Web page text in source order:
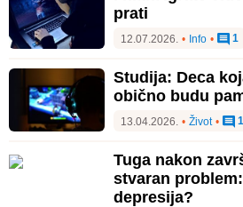
prati
12.07.2026. • Info • 1
Studija: Deca
obično budu
13.04.2026. • Život • 1
Tuga nakon
stvaran
depresija?